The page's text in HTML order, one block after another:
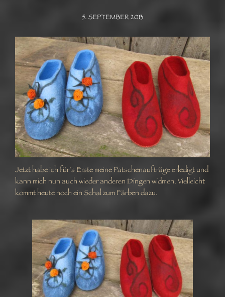
5. SEPTEMBER 2013
Jetzt habe ich für`s Erste meine Patschenaufträge erledigt und
kann mich nun auch wieder anderen Dingen widmen. Vielleicht
kommt heute noch ein Schal zum Färben dazu.